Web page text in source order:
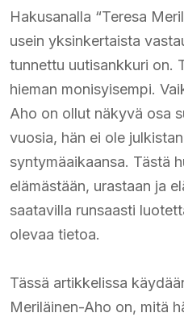
Hakusanalla “Teresa
usein yksinkertaista
tunnettu uutisankkuri on.
hieman monisyisempi.
Aho on ollut näkyvä osa
vuosia, hän ei ole
syntymäaikaansa. Tästä
elämästään, urastaan ja
saatavilla runsaasti
olevaa tietoa.
Tässä artikkelissa
Meriläinen-Aho on, mitä